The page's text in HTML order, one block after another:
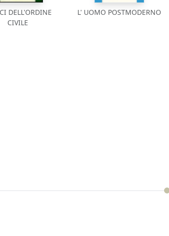
DELL'ORDINE
CIVILE
L' UOMO POSTMODERNO